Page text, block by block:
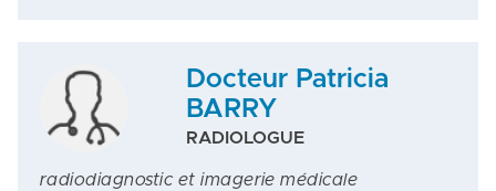
Docteur Patricia
BARRY
RADIOLOGUE
radiodiagnostic et imagerie médicale